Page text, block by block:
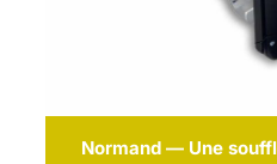
Normand — Une